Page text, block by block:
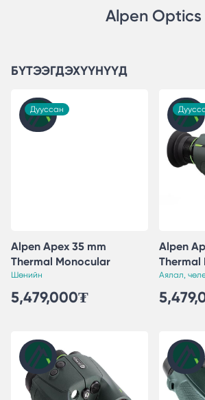
Alpen Optics
БҮТЭЭГДЭХҮҮНҮҮД
Дууссан
Alpen Apex 35 mm
Thermal Monocular
Шөнийн
5,479,000₮
Шинэ
Alpen
Thermal
Аялал,